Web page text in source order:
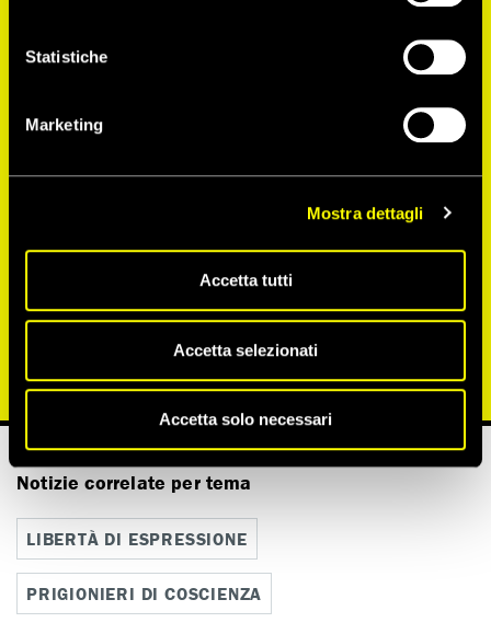
Statistiche
Marketing
Mostra dettagli
Accetta tutti
Accetta selezionati
Accetta solo necessari
Il 19 luglio a Patrick Zaki è stata concessa
la grazia presidenziale. Il 20 luglio è uscito
dal carcere.
Guarda tutte
Notizie correlate per tema
LIBERTÀ DI ESPRESSIONE
PRIGIONIERI DI COSCIENZA